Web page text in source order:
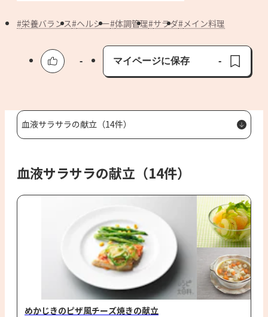
よくあるお問い合わせ
お買い物
栄養バランス ヘルシー 体調管理 サラダ メイン料理
-
マイページに保存
保存済み
-
血液サラサラの献立（14件）
血液サラサラの献立（14件）
めかじきのピザ風チーズ焼きの献立